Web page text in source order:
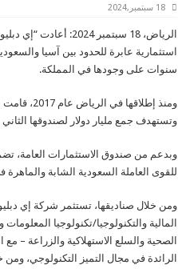
18 سبتمبر,2024
الرياض، 18 سبتمبر
استثمارية عابرة للحدود بين آسيا
سنوات على وجودها في المملكة.
وتستهدف جمع مليار دولار لصندوقها الثاني
للقوى العاملة السعودية الشابة والماهرة
ومن خلال صناديقها، تستثمر شركة إي دبليو
المالية والتكنولوجيا/تكنولوجيا
الصحية والسلع الاستهلاكية والزراعة –
الرائدة في مجال التميز التكنولوجي، ومن